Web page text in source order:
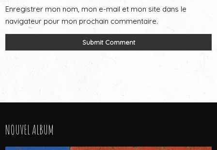
Enregistrer mon nom, mon e-mail et mon site dans le
navigateur pour mon prochain commentaire.
NOUVEL ALBUM